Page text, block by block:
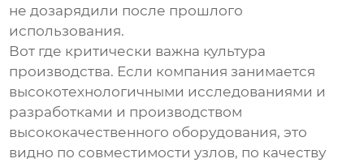
не дозарядили после прошлого
использования.
Вот где критически важна культура
производства. Если компания занимается
высокотехнологичными исследованиями и
разработками и производством
высококачественного оборудования, это
видно по совместимости узлов, по качеству